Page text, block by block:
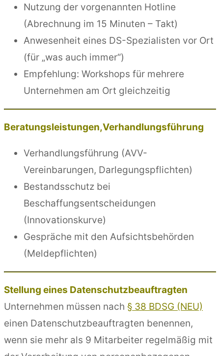
Nutzung der vorgenannten Hotline
(Abrechnung im 15 Minuten – Takt)
Anwesenheit eines DS-Spezialisten vor Ort
(für „was auch immer“)
Empfehlung: Workshops für mehrere
Unternehmen am Ort gleichzeitig
Beratungsleistungen,Verhandlungsführung
Verhandlungsführung (AVV-
Vereinbarungen, Darlegungspflichten)
Bestandsschutz bei
Beschaffungsentscheidungen
(Innovationskurve)
Gespräche mit den Aufsichtsbehörden
(Meldepflichten)
Stellung eines Datenschutzbeauftragten
Unternehmen müssen nach § 38 BDSG (NEU)
einen Datenschutzbeauftragten benennen,
wenn sie mehr als 9 Mitarbeiter regelmäßig mit